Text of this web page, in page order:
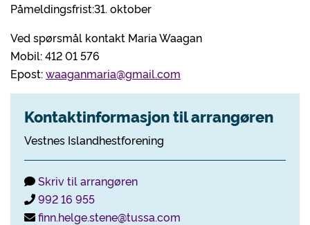
Påmeldingsfrist:31. oktober
Ved spørsmål kontakt Maria Waagan
Mobil: 412 01 576
Epost:waaganmaria@gmail.com
Kontaktinformasjon til arrangøren
Vestnes Islandhestforening
Skriv til arrangøren
992 16 955
finn.helge.stene@tussa.com